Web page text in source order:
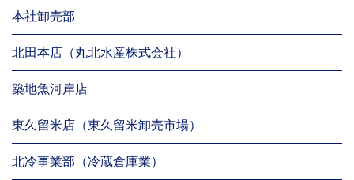
本社卸売部
北田本店（丸北水産株式会社）
築地魚河岸店
東久留米店（東久留米卸売市場）
北冷事業部（冷蔵倉庫業）